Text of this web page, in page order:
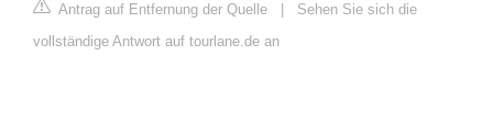
Antrag auf Entfernung der Quelle
Sehen Sie sich die
vollständige Antwort auf tourlane.de an